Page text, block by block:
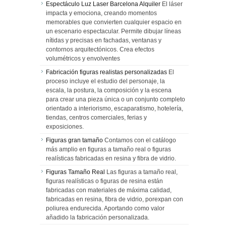
Espectáculo Luz Laser Barcelona Alquiler El láser
impacta y emociona, creando momentos
memorables que convierten cualquier espacio en
un escenario espectacular. Permite dibujar líneas
nítidas y precisas en fachadas, ventanas y
contornos arquitectónicos. Crea efectos
volumétricos y envolventes
Fabricación figuras realistas personalizadas El
proceso incluye el estudio del personaje, la
escala, la postura, la composición y la escena
para crear una pieza única o un conjunto completo
orientado a interiorismo, escaparatismo, hotelería,
tiendas, centros comerciales, ferias y
exposiciones.
Figuras gran tamaño Contamos con el catálogo
más amplio en figuras a tamaño real o figuras
realísticas fabricadas en resina y fibra de vidrio.
Figuras Tamaño Real Las figuras a tamaño real,
figuras realísticas o figuras de resina están
fabricadas con materiales de máxima calidad,
fabricadas en resina, fibra de vidrio, porexpan con
poliurea endurecida. Aportando como valor
añadido la fabricación personalizada.